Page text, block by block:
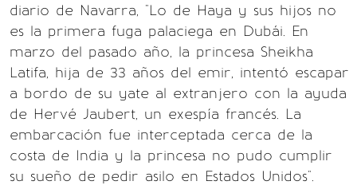
diario de Navarra, "Lo de Haya y sus hijos no
es la primera fuga palaciega en Dubái. En
marzo del pasado año, la princesa Sheikha
Latifa, hija de 33 años del emir, intentó escapar
a bordo de su yate al extranjero con la ayuda
de Hervé Jaubert, un exespía francés. La
embarcación fue interceptada cerca de la
costa de India y la princesa no pudo cumplir
su sueño de pedir asilo en Estados Unidos".